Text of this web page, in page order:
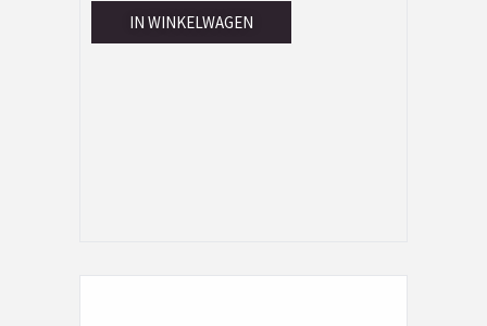
IN WINKELWAGEN